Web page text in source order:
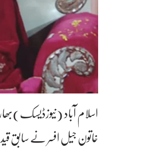
اسلام آباد
خاتون جیل افسر نے سابق